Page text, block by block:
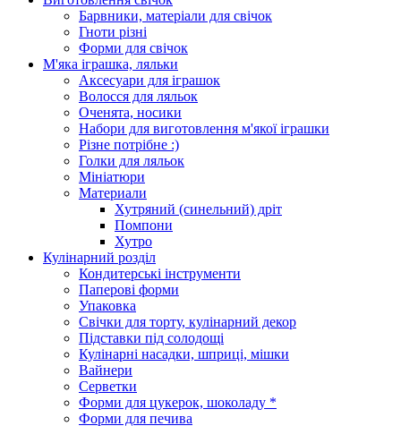
Барвники, матеріали для свічок
Гноти різні
Форми для свічок
М'яка іграшка, ляльки
Аксесуари для іграшок
Волосся для ляльок
Оченята, носики
Набори для виготовлення м'якої іграшки
Різне потрібне :)
Голки для ляльок
Мініатюри
Материали
Хутряний (синельний) дріт
Помпони
Хутро
Кулінарний розділ
Кондитерські інструменти
Паперові форми
Упаковка
Свічки для торту, кулінарний декор
Підставки під солодощі
Кулінарні насадки, шприці, мішки
Вайнери
Серветки
Форми для цукерок, шоколаду *
Форми для печива